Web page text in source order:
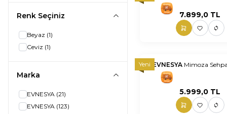
Renk Seçiniz
Beyaz (1)
Ceviz (1)
Marka
EVNESYA (21)
EVNESYA (123)
7.899,0 TL
Yeni EVNESYA Mimoza
5.999,0 TL